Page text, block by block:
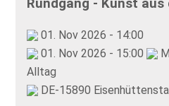
Rundgang - Kunst aus
01. Nov 2026 - 14:00
01. Nov 2026 - 15:00
Alltag
DE-15890